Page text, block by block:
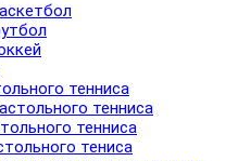
тенниса
тенниса
тенниса
тениса